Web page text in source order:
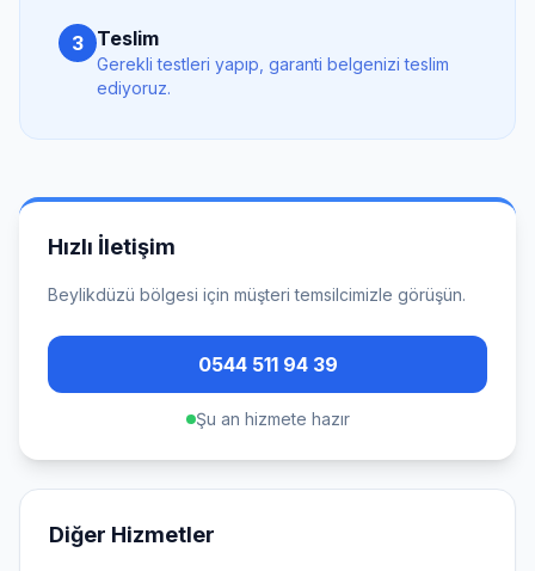
3 Teslim
Gerekli testleri yapıp, garanti belgenizi teslim
ediyoruz.
Hızlı İletişim
Beylikdüzü bölgesi için müşteri temsilcimizle görüşün.
0544 511 94 39
Şu an hizmete hazır
Diğer Hizmetler